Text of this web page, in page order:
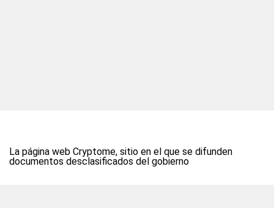
La página web Cryptome, sitio en el que se difunden
documentos desclasificados del gobierno